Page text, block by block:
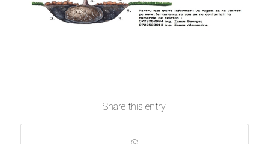
Share this entry